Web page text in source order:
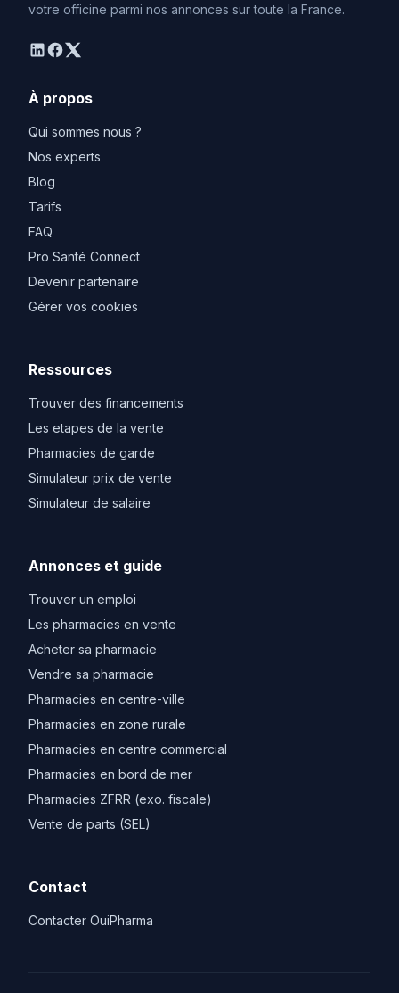
votre officine parmi nos annonces sur toute la France.
linkedin
facebook
twitter
À propos
Qui sommes nous ?
Nos experts
Blog
Tarifs
FAQ
Pro Santé Connect
Devenir partenaire
Gérer vos cookies
Ressources
Trouver des financements
Les etapes de la vente
Pharmacies de garde
Simulateur prix de vente
Simulateur de salaire
Annonces et guide
Trouver un emploi
Les pharmacies en vente
Acheter sa pharmacie
Vendre sa pharmacie
Pharmacies en centre-ville
Pharmacies en zone rurale
Pharmacies en centre commercial
Pharmacies en bord de mer
Pharmacies ZFRR (exo. fiscale)
Vente de parts (SEL)
Contact
Contacter OuiPharma